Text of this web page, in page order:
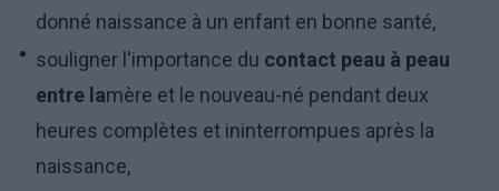
donné naissance à un enfant en bonne santé,
souligner l'importance du contact peau à peau
entre lamère et le nouveau-né pendant deux
heures complètes et ininterrompues après la
naissance,